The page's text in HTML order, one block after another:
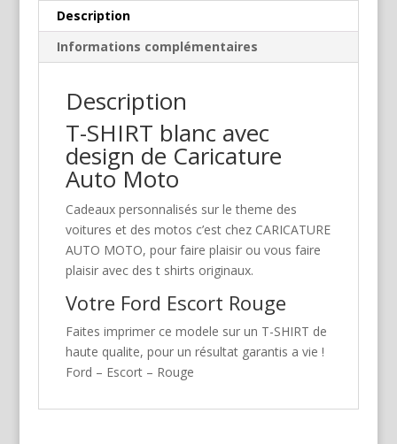
Description
Informations complémentaires
Description
T-SHIRT blanc avec
design de Caricature
Auto Moto
Cadeaux personnalisés sur le theme des
voitures et des motos c’est chez CARICATURE
AUTO MOTO, pour faire plaisir ou vous faire
plaisir avec des t shirts originaux.
Votre Ford Escort Rouge
Faites imprimer ce modele sur un T-SHIRT de
haute qualite, pour un résultat garantis a vie !
Ford – Escort – Rouge